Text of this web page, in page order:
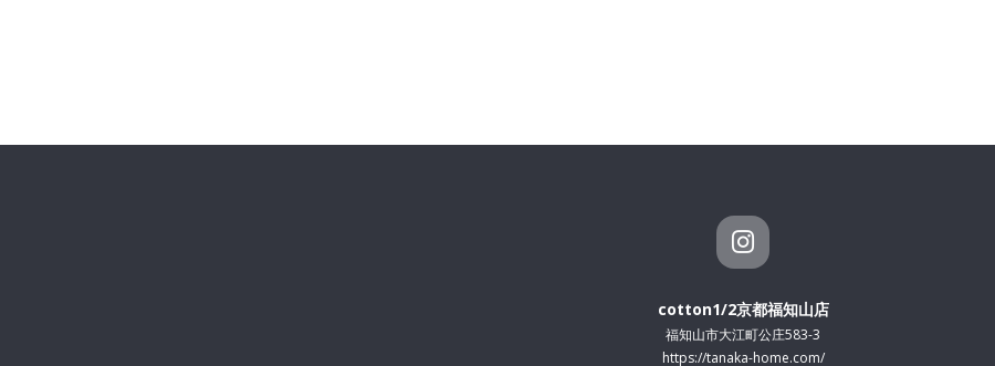
cotton1/2京都福知山店
福知山市大江町公庄583-3
https://tanaka-home.com/